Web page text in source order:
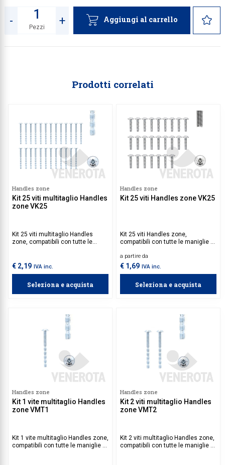
- +
Pezzi
Aggiungi al carrello
Prodotti correlati
Handles zone
Kit 25 viti multitaglio Handles
zone VK25
Kit 25 viti multitaglio Handles
zone, compatibili con tutte le
€ 2,19 IVA inc.
Seleziona e acquista
Handles zone
Kit 25 viti Handles zone VK25
Kit 25 viti Handles zone,
compatibili con tutte le maniglie e
a partire da
€ 1,69 IVA inc.
Seleziona e acquista
Handles zone
Kit 1 vite multitaglio Handles
zone VMT1
Kit 1 vite multitaglio Handles zone,
compatibili con tutte le maniglie e
Handles zone
Kit 2 viti multitaglio Handles
zone VMT2
Kit 2 viti multitaglio Handles zone,
compatibili con tutte le maniglie e